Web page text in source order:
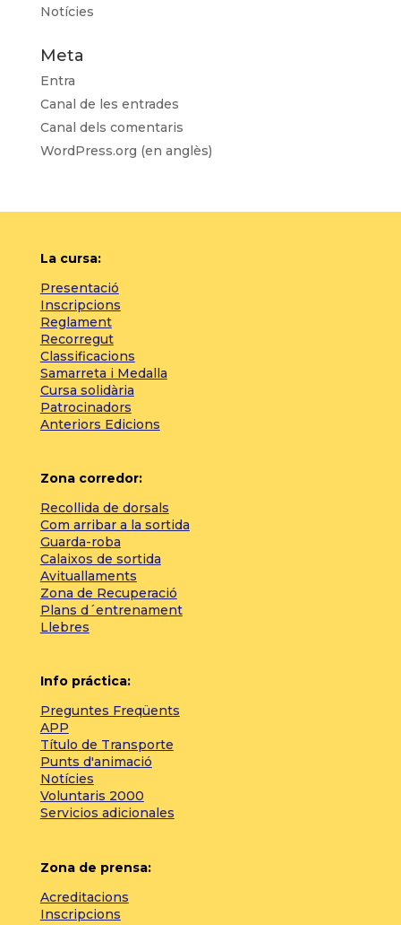
Notícies
Meta
Entra
Canal de les entrades
Canal dels comentaris
WordPress.org (en anglès)
La cursa:
Presentació
Inscripcions
Reglament
Recorregut
Classificacions
Samarreta i Medalla
Cursa solidària
Patrocinadors
Anteriors Edicions
Zona corredor:
Recollida de dorsals
Com arribar a la sortida
Guarda-roba
Calaixos de sortida
Avituallaments
Zona de Recuperació
Plans d´entrenament
Llebres
Info práctica:
Preguntes Freqüents
APP
Título de Transporte
Punts d'animació
Notícies
Voluntaris 2000
Servicios adicionales
Zona de prensa:
Acreditacions
Inscripcions